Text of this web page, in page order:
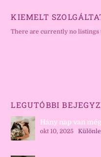
KIEMELT
There are currently no listings
LEGUTÓBBI
Hány nap van
okt 10, 2025 |